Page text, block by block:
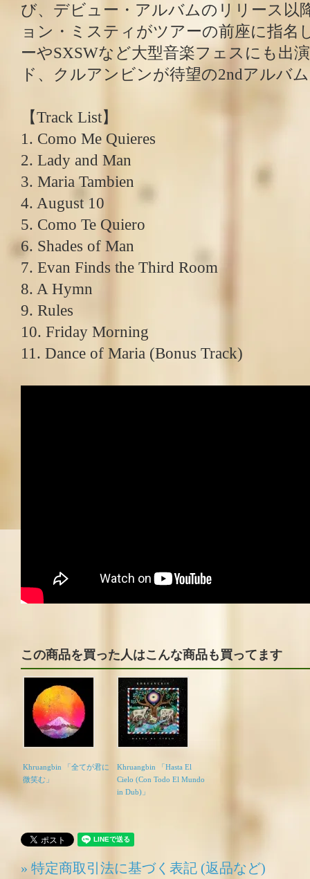
び、デビュー・アルバムのリリース以
ョン・ミスティがツアーの前座に指名
ーやSXSWなど大型音楽フェスにも出
ド、クルアンビンが待望の2ndアルバ
【Track List】
1. Como Me Quieres
2. Lady and Man
3. Maria Tambien
4. August 10
5. Como Te Quiero
6. Shades of Man
7. Evan Finds the Third Room
8. A Hymn
9. Rules
10. Friday Morning
11. Dance of Maria (Bonus Track)
この商品を買った人はこんな商品も買ってます
Khruangbin 「全てが君に
微笑む」
Khruangbin 「Hasta El
Cielo (Con Todo El Mundo
in Dub)」
» 特定商取引法に基づく表記 (返品など)